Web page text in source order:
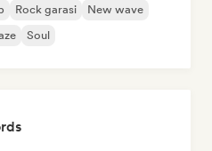
Rock garasi
New wave
Soul